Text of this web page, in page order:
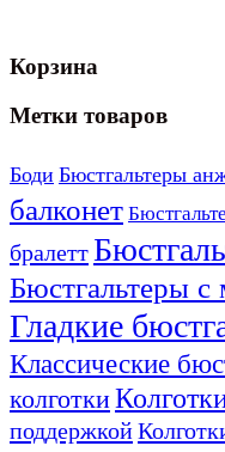
Корзина
Метки товаров
Боди Бюстгальтеры
балконет
бралетт
Бюстгальтеры
Гладкие
Классические
колготки
поддержкой